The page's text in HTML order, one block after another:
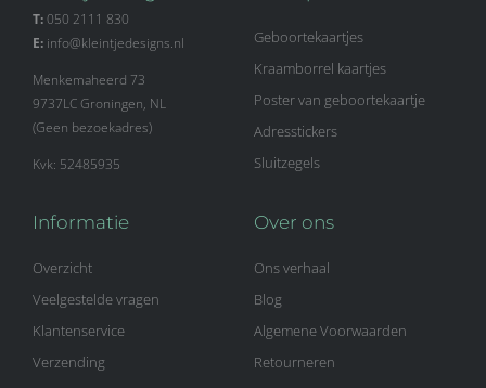
T:050 2111 830
E: info@kleintjedesigns.nl
Menkemaheerd 73
9737LC Groningen, NL
(Geen bezoekadres)
Kvk: 52485935
Geboortekaartjes
Kraamborrel kaartjes
Poster van geboortekaartje
Adresstickers
Sluitzegels
Informatie
Overzicht
Veelgestelde vragen
Klantenservice
Verzending
Over ons
Ons verhaal
Blog
Algemene Voorwaarden
Retourneren